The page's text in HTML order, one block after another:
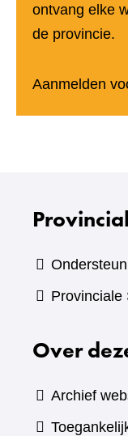
ontvang elke
de provincie.
Aanmelden
Provinciale
Over
Archief